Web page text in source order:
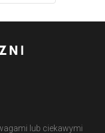
lub ciekawymi